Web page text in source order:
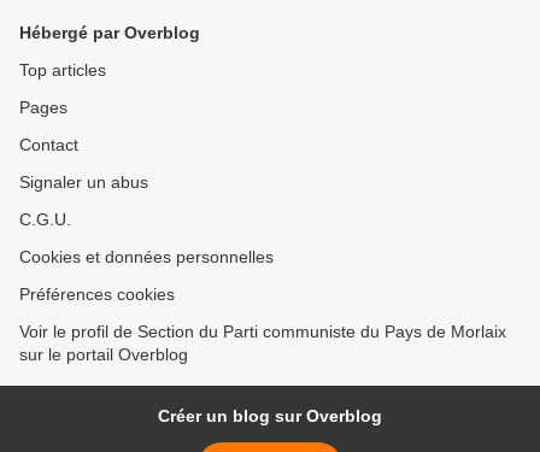
Hébergé par Overblog
Top articles
Pages
Contact
Signaler un abus
C.G.U.
Cookies et données personnelles
Préférences cookies
Voir le profil de Section du Parti communiste du Pays de Morlaix
sur le portail Overblog
Créer un blog sur Overblog